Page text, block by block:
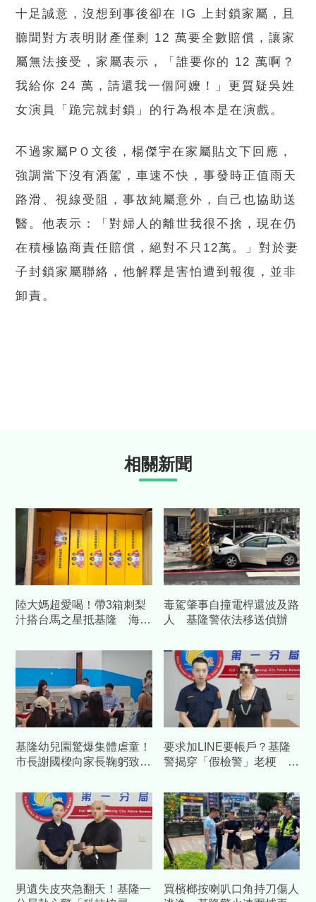
十足誠意，沒想到事後卻在 IG 上封鎖家屬，且
聽聞對方表明財產僅剩 12 萬要全數賠償，讓家
屬無法接受，家屬表示，「誰要你的 12 萬啊？
我給你 24 萬，請還我一個阿嬤！」更質疑吳姓
女演員「跪完就封鎖」的行為根本是在演戲。
不過家屬PＯ文後，楊傑宇在家屬貼文下回應，
強調當下沒有酒駕，車速不快，事發時正值雨天
路滑、視線受阻，事故純屬意外，自己也協助送
醫。他表示：「對婦人的離世我很不捨，現在仍
在積極協商責任賠償，絕對不只12萬。」對於妻
子封鎖家屬聯絡，他解釋是害怕遭到報復，並非
卸責。
相關新聞
陸大媽超愛喝！帶3箱刺梨
汁搭台馬之星抵基隆 海巡
毒駕肇事自撞電桿還波及路
人 基隆警依法移送偵辦
基隆幼兒園驚爆集體虐童！
市長謝國樑向家長鞠躬致
要求加LINE要帳戶？基隆
警揭穿「假檢警」老梗 助
男遺失皮夾急翻天！基隆一
買檳榔按喇叭口角持刀傷人